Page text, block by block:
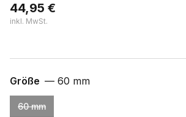
44,95 €
inkl. MwSt.
Größe — 60 mm
60 mm